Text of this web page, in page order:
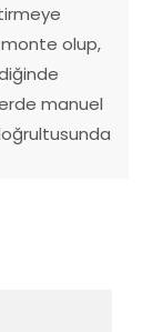
monte olup,
manuel